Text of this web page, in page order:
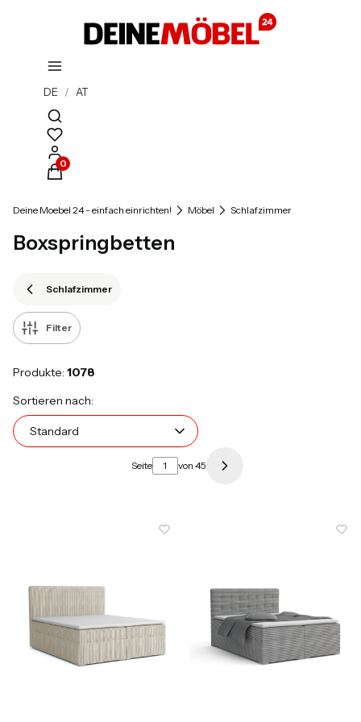
DE / AT
Suchmaschine öffnen
Produkte im Warenkorb: 0. Details anzeigen
Deine Moebel 24 - einfach einrichten! Möbel Schlafzimmer
Boxspringbetten
Schlafzimmer
Filter
Produkte: 1078
Produktliste
Sortieren nach:
Standard
Seite von 45 Nächste Produkte